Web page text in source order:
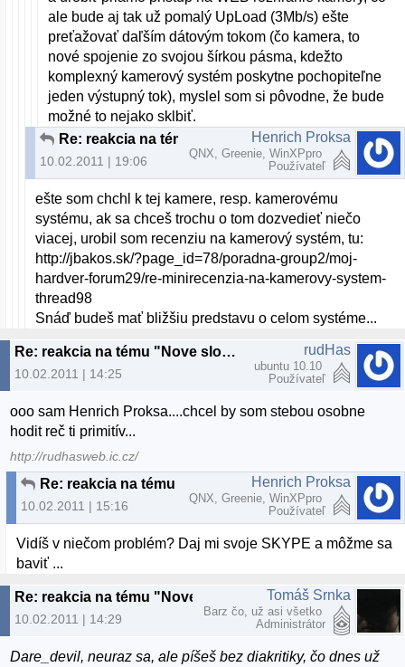
ale bude aj tak už pomalý UpLoad (3Mb/s) ešte
preťažovať daľším dátovým tokom (čo kamera, to
nové spojenie zo svojou šírkou pásma, kdežto
komplexný kamerový systém poskytne pochopiteľne
jeden výstupný tok), myslel som si pôvodne, že bude
možné to nejako sklbiť.
Re: reakcia na tému "Nove slovenske linuxove distro"
10.02.2011 | 19:06
Henrich Proksa
QNX, Greenie, WinXPpro
Používateľ
ešte som chchl k tej kamere, resp. kamerovému
systému, ak sa chceš trochu o tom dozvedieť niečo
viacej, urobil som recenziu na kamerový systém, tu:
http://jbakos.sk/?page_id=78/poradna-group2/moj-
hardver-forum29/re-minirecenzia-na-kamerovy-system-
thread98
Snáď budeš mať bližšiu predstavu o celom systéme...
Re: reakcia na tému "Nove slovenske linuxove distro"
10.02.2011 | 14:25
rudHas
ubuntu 10.10
Používateľ
ooo sam Henrich Proksa....chcel by som stebou osobne
hodit reč ti primitív...
http://rudhasweb.ic.cz/
10.02.2011 | 15:16
Henrich Proksa
QNX, Greenie, WinXPpro
Používateľ
Vidíš v niečom problém? Daj mi svoje SKYPE a môžme sa
baviť ...
10.02.2011 | 14:29
Tomáš Srnka
Barz čo, už asi všetko
Administrátor
Dare_devil, neuraz sa, ale píšeš bez diakritiky, čo dnes už